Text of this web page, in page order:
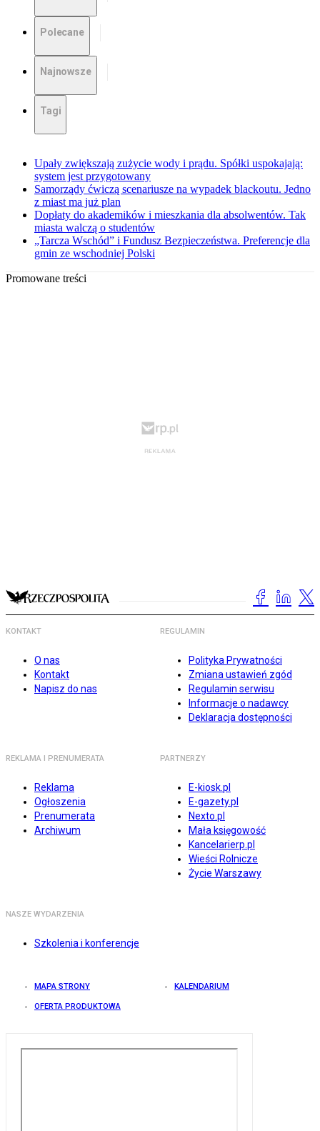
Polecane
Najnowsze
Tagi
Upały zwiększają zużycie wody i prądu. Spółki uspokajają:
system jest przygotowany
Samorządy ćwiczą scenariusze na wypadek blackoutu. Jedno
z miast ma już plan
Dopłaty do akademików i mieszkania dla absolwentów. Tak
miasta walczą o studentów
„Tarcza Wschód” i Fundusz Bezpieczeństwa. Preferencje dla
gmin ze wschodniej Polski
Promowane treści
KONTAKT
O nas
Kontakt
Napisz do nas
REGULAMIN
Polityka Prywatności
Zmiana ustawień zgód
Regulamin serwisu
Informacje o nadawcy
Deklaracja dostępności
REKLAMA I PRENUMERATA
Reklama
Ogłoszenia
Prenumerata
Archiwum
PARTNERZY
E-kiosk.pl
E-gazety.pl
Nexto.pl
Mała księgowość
Kancelarierp.pl
Wieści Rolnicze
Życie Warszawy
NASZE WYDARZENIA
Szkolenia i konferencje
MAPA STRONY KALENDARIUM
OFERTA PRODUKTOWA